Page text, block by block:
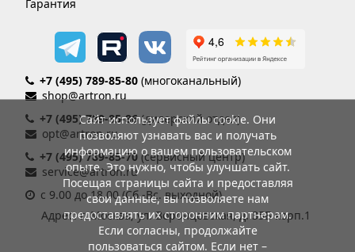
Гарантия
+7 (495) 789-85-80 (многоканальный)
shop@artron.ru
+7 (495) 789-85-86(дилерский отдел)
opt@artron.ru
+7 (495) 789-85-70 (сервисный центр)
service@artron.ru
с 9.00 до 18.00 (Сб.-Вс. выходной)
Адрес: г. Москва, ул. Воронцовская, д. 35Б корп.1
Сайт использует файлы cookie. Они
позволяют узнавать вас и получать
информацию о вашем пользовательском
опыте. Это нужно, чтобы улучшать сайт.
Посещая страницы сайта и предоставляя
свои данные, вы позволяете нам
предоставлять их сторонним партнерам.
Если согласны, продолжайте
пользоваться сайтом. Если нет –